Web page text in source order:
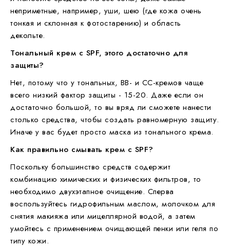
неприметные, например, уши, шею (где кожа очень
тонкая и склонная к фотостарению) и область
декольте.
Тональный крем с SPF, этого достаточно для
защиты?
Нет, потому что у тональных, BB- и CC-кремов чаще
всего низкий фактор защиты - 15-20. Даже если он
достаточно большой, то вы вряд ли сможете нанести
столько средства, чтобы создать равномерную защиту.
Иначе у вас будет просто маска из тонального крема.
Как правильно смывать крем с SPF?
Поскольку большинство средств содержит
комбинацию химических и физических фильтров, то
необходимо двухэтапное очищение. Сперва
воспользуйтесь гидрофильным маслом, молочком для
снятия макияжа или мицеллярной водой, а затем
умойтесь с применением очищающей пенки или геля по
типу кожи.